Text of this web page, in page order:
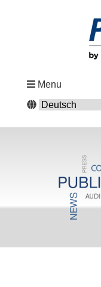
Menu
Lösungen
Academy